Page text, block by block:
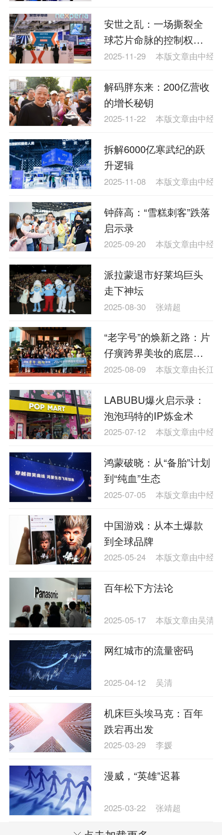
安世之乱：一场撕裂全
球芯片命脉的控制权战
争
2025-11-29 本版文章由中经
解码胖东来：200亿营收
的增长秘钥
2025-11-22 本版文章由中经
拆解6000亿寒武纪的跃
升逻辑
2025-11-08 本版文章由中经
钟薛高：“雪糕刺客”跌落
启示录
2025-09-20 本版文章由中经
派拉蒙退市好莱坞巨头
走下神坛
2025-08-30 张靖超
“老字号”的焕新之路：片
仔癀跨界美妆的底层逻
辑
2025-08-09 本版文章由长江
LABUBU爆火启示录：
泡泡玛特的IP炼金术
2025-07-12 本版文章由中经
鸿蒙破晓：从“备胎”计划
到“纯血”生态
2025-07-05 本版文章由中经
中国游戏：从本土爆款
到全球品牌
2025-05-24 本版文章由中经
百年松下方法论
2025-05-17 本版文章由吴清
网红城市的流量密码
2025-04-12 吴清
机床巨头埃马克：百年
跌宕再出发
2025-03-29 李媛
漫威，“英雄”迟暮
2025-03-22 张靖超